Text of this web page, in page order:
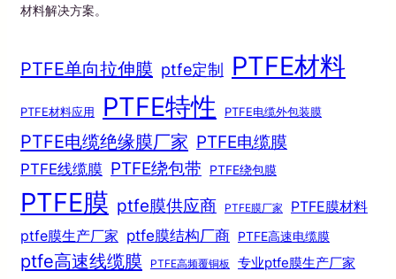
材料解决方案。
PTFE单向拉伸膜 ptfe定制 PTFE材料
PTFE材料应用 PTFE特性 PTFE电缆外包装膜
PTFE电缆绝缘膜厂家 PTFE电缆膜
PTFE线缆膜 PTFE绕包带 PTFE绕包膜
PTFE膜 ptfe膜供应商 PTFE膜厂家 PTFE膜材料
ptfe膜生产厂家 ptfe膜结构厂商 PTFE高速电缆膜
ptfe高速线缆膜 PTFE高频覆铜板 专业ptfe膜生产厂家